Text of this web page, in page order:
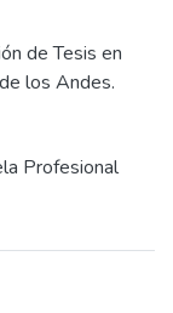
de Tesis en
los Andes.
Profesional